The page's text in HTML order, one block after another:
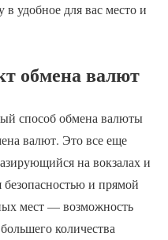
удобное для вас место и
обмена валют
способ обмена валюты
валют. Это все еще
на вокзалах и
безопасностью и прямой
мест — возможность
количества